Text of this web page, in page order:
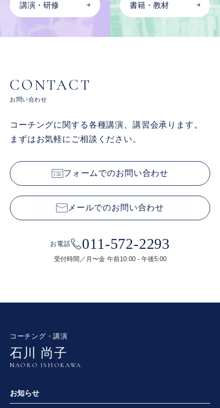
講演・研修 書籍・教材
CONTACT
お問い合わせ
コーチングに関する各種講演、講習会承ります。
まずはお気軽にご相談ください。
フォームでのお問い合わせ
メールでのお問い合わせ
お電話 011-572-2293
受付時間／月〜金 午前10:00 - 午後5:00
コーチング・講演
石川 尚子
NAOKO ISHOKAWA
お知らせ